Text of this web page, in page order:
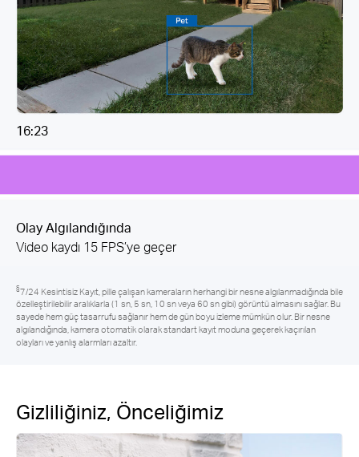
22:47
Olay Yokken
Saniyede 1 görüntü yakalar
§7/24 Kesintisiz Kayıt, pille çalışan kameraların herhangi bir nesne algılanmadığında bile
özelleştirilebilir aralıklarla (1 sn, 5 sn, 10 sn veya 60 sn gibi) görüntü almasını sağlar. Bu
sayede hem güç tasarrufu sağlanır hem de gün boyu izleme mümkün olur. Bir nesne
algılandığında, kamera otomatik olarak standart kayıt moduna geçerek kaçırılan
olayları ve yanlış alarmları azaltır.
Gizliliğiniz, Önceliğimiz